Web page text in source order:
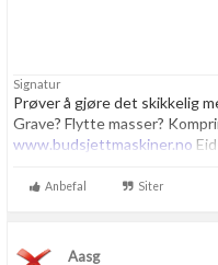
Signatur
Prøver å gjøre det skikkelig
Grave? Flytte masser?
www.budsjettmaskiner.no
Anbefal Siter
Aasg